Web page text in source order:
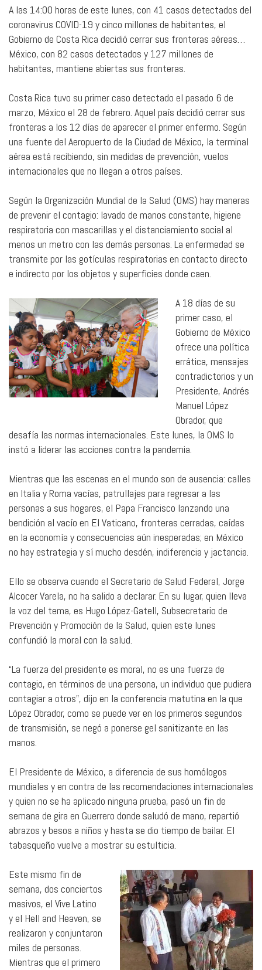
A las 14:00 horas de este lunes, con 41 casos detectados del
coronavirus COVID-19 y cinco millones de habitantes, el
Gobierno de Costa Rica decidió cerrar sus fronteras aéreas…
México, con 82 casos detectados y 127 millones de
habitantes, mantiene abiertas sus fronteras.
Costa Rica tuvo su primer caso detectado el pasado 6 de
marzo, México el 28 de febrero. Aquel país decidió cerrar sus
fronteras a los 12 días de aparecer el primer enfermo. Según
una fuente del Aeropuerto de la Ciudad de México, la terminal
aérea está recibiendo, sin medidas de prevención, vuelos
internacionales que no llegan a otros países.
Según la Organización Mundial de la Salud (OMS) hay maneras
de prevenir el contagio: lavado de manos constante, higiene
respiratoria con mascarillas y el distanciamiento social al
menos un metro con las demás personas. La enfermedad se
transmite por las gotículas respiratorias en contacto directo
e indirecto por los objetos y superficies donde caen.
A 18 días de su
primer caso, el
Gobierno de México
ofrece una política
errática, mensajes
contradictorios y un
Presidente, Andrés
Manuel López
Obrador, que
desafía las normas internacionales. Este lunes, la OMS lo
instó a liderar las acciones contra la pandemia.
Mientras que las escenas en el mundo son de ausencia: calles
en Italia y Roma vacías, patrullajes para regresar a las
personas a sus hogares, el Papa Francisco lanzando una
bendición al vacío en El Vaticano, fronteras cerradas, caídas
en la economía y consecuencias aún inesperadas; en México
no hay estrategia y sí mucho desdén, indiferencia y jactancia.
Ello se observa cuando el Secretario de Salud Federal, Jorge
Alcocer Varela, no ha salido a declarar. En su lugar, quien lleva
la voz del tema, es Hugo López-Gatell, Subsecretario de
Prevención y Promoción de la Salud, quien este lunes
confundió la moral con la salud.
“La fuerza del presidente es moral, no es una fuerza de
contagio, en términos de una persona, un individuo que pudiera
contagiar a otros”, dijo en la conferencia matutina en la que
López Obrador, como se puede ver en los primeros segundos
de transmisión, se negó a ponerse gel sanitizante en las
manos.
El Presidente de México, a diferencia de sus homólogos
mundiales y en contra de las recomendaciones internacionales
y quien no se ha aplicado ninguna prueba, pasó un fin de
semana de gira en Guerrero donde saludó de mano, repartió
abrazos y besos a niños y hasta se dio tiempo de bailar. El
tabasqueño vuelve a mostrar su estulticia.
Este mismo fin de
semana, dos conciertos
masivos, el Vive Latino
y el Hell and Heaven, se
realizaron y conjuntaron
miles de personas.
Mientras que el primero